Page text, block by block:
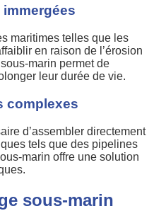
maritimes telles que les
en raison de l’érosion
marin permet de
leur durée de vie.
complexes
d’assembler directement
tels que des pipelines
marin offre une solution
sous-marin